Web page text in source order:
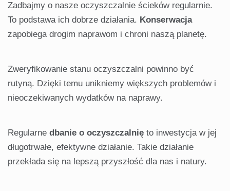
Zadbajmy o nasze oczyszczalnie ścieków regularnie.
To podstawa ich dobrze działania. Konserwacja
zapobiega drogim naprawom i chroni naszą planetę.
Zweryfikowanie stanu oczyszczalni powinno być
rutyną. Dzięki temu unikniemy większych problemów i
nieoczekiwanych wydatków na naprawy.
Regularne dbanie o oczyszczalnię to inwestycja w jej
długotrwałe, efektywne działanie. Takie działanie
przekłada się na lepszą przyszłość dla nas i natury.